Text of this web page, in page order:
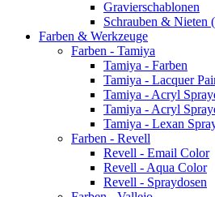
Gravierschablonen
Schrauben & Nieten
Farben & Werkzeuge
Farben - Tamiya
Tamiya - Farben
Tamiya - Lacquer
Tamiya - Acryl
Tamiya - Acryl
Tamiya - Lexan
Farben - Revell
Revell - Email Color
Revell - Aqua Color
Revell - Spraydosen